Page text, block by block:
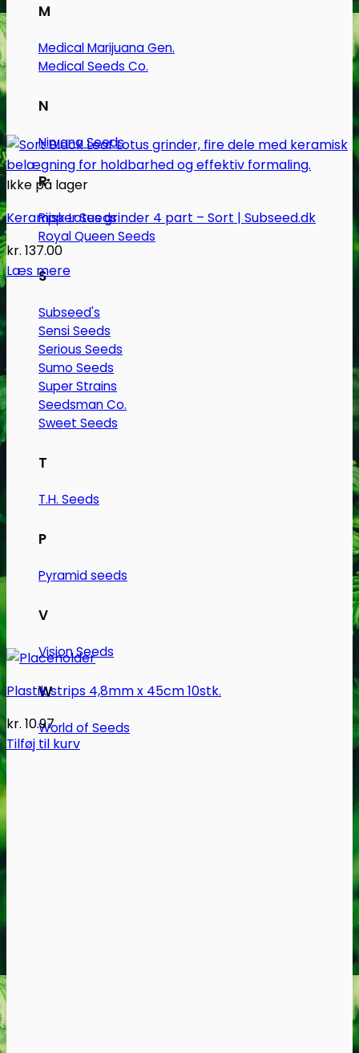
M
Medical Marijuana Gen.
Medical Seeds Co.
N
Nirvana Seeds
R
Ripper Seeds
Royal Queen Seeds
S
Subseed's
Sensi Seeds
Serious Seeds
Sumo Seeds
Super Strains
Seedsman Co.
Sweet Seeds
T
T.H. Seeds
P
Pyramid seeds
V
Vision Seeds
W
World of Seeds
Ikke på lager
Keramisk Lotus grinder 4 part – Sort | Subseed.dk
kr. 137.00
Læs mere
Plastik strips 4,8mm x 45cm 10stk.
kr. 10.97
Tilføj til kurv